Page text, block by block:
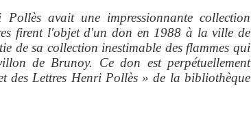
avait une impressionnante collection
firent l'objet d'un don en 1988 à la ville de
de sa collection inestimable des flammes qui
de Brunoy. Ce don est perpétuellement
des Lettres Henri Pollès » de la bibliothèque